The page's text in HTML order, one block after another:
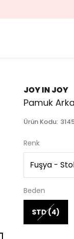
JOY IN JOY
Pamuk
Ürün Kodu:
Renk
Beden
STD (4)